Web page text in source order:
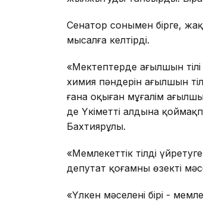
Сенатор сонымен бірге,
мысалға келтірді.
«Мектептерде ағылшын
химия пәндерін ағылшын
ғана оқыған мұғалім
де Үкіметтің алдына
Бахтиярұлы.
«Мемлекеттік тілді
депутат қоғамның өзекті
«Үлкен мәселенің бірі -